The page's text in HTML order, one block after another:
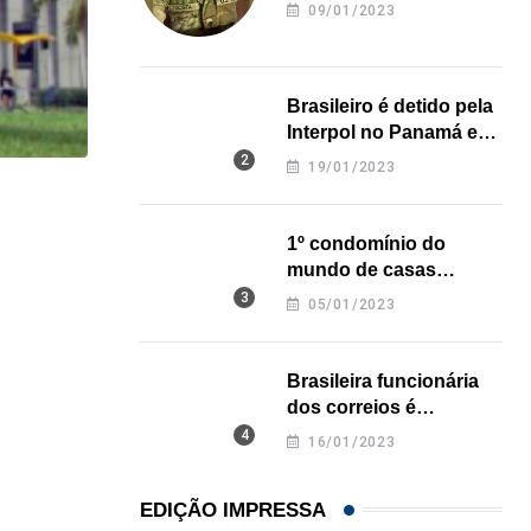
HISTÓRICO
Açaí é reconhecido oficialmente como fruto
09/01/2023
Brasileiro é detido pela
Interpol no Panamá e
pode pegar prisão
19/01/2023
1º condomínio do
mundo de casas
impressas em 3D é
05/01/2023
Brasileira funcionária
dos correios é
assassinada a facadas
16/01/2023
EDIÇÃO IMPRESSA